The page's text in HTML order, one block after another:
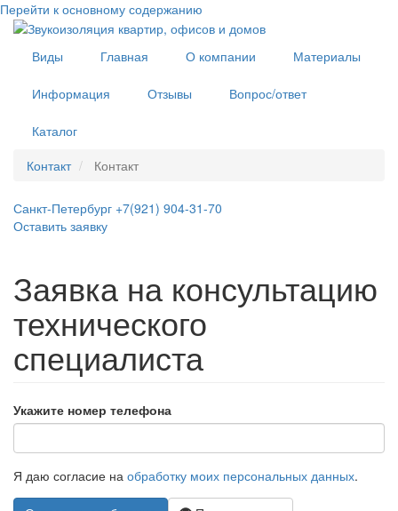
Перейти к основному содержанию
Виды Главная О компании Материалы
Информация Отзывы Вопрос/ответ
Каталог
Контакт
Контакт
Санкт-Петербург +7(921) 904-31-70
Оставить заявку
Заявка на консультацию
технического
специалиста
Укажите номер телефона
Я даю согласие на обработку моих персональных данных.